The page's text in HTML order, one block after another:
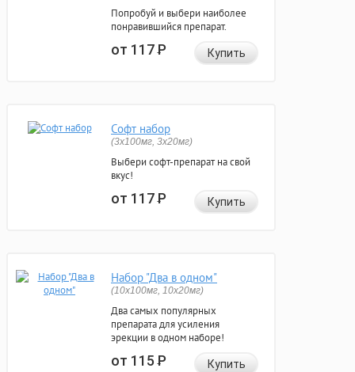
Попробуй и выбери наиболее
понравившийся препарат.
от 117Р Купить
Софт набор
(3x100мг, 3x20мг)
Выбери софт-препарат на свой
вкус!
от 117Р Купить
Набор "Два в одном"
(10x100мг, 10x20мг)
Два самых популярных
препарата для усиления
эрекции в одном наборе!
от 115Р Купить